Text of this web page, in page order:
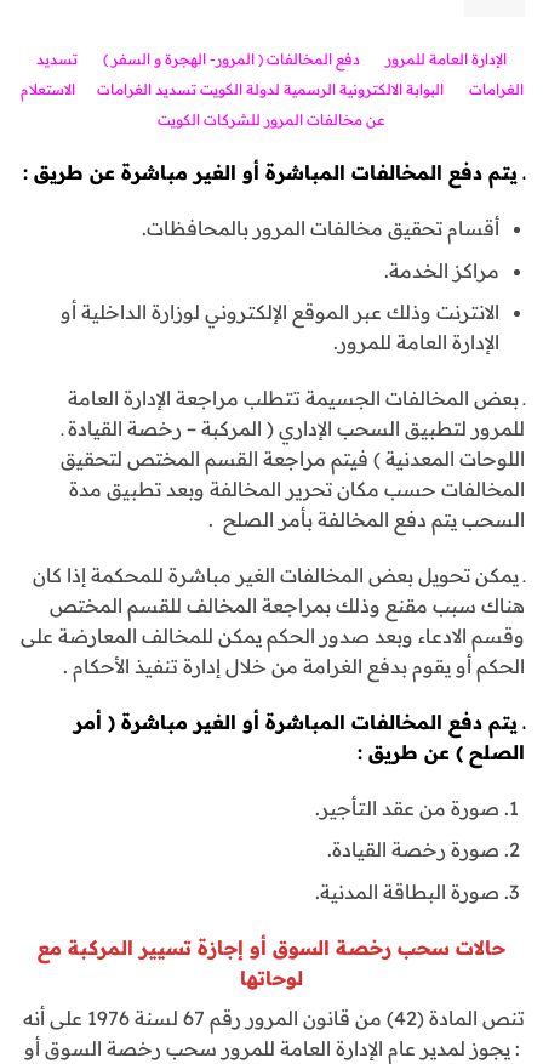
الإدارة العامة للمرور دفع المخالفات ( المرور- الهجرة و السفر )
تسديد
الغرامات
البوابة الالكترونية الرسمية لدولة الكويت تسديد الغرامات
الاستعلام
عن مخالفات المرور للشركات الكويت
ـ يتم دفع المخالفات المباشرة أو الغير مباشرة عن طريق :
أقسام تحقيق مخالفات المرور بالمحافظات.
مراكز الخدمة.
الانترنت وذلك عبر الموقع الإلكتروني لوزارة الداخلية أو
الإدارة العامة للمرور.
ـ بعض المخالفات الجسيمة تتطلب مراجعة الإدارة العامة
للمرور لتطبيق السحب الإداري ( المركبة – رخصة القيادة ـ
اللوحات المعدنية ) فيتم مراجعة القسم المختص لتحقيق
المخالفات حسب مكان تحرير المخالفة وبعد تطبيق مدة
السحب يتم دفع المخالفة بأمر الصلح .
ـ يمكن تحويل بعض المخالفات الغير مباشرة للمحكمة إذا كان
هناك سبب مقنع وذلك بمراجعة المخالف للقسم المختص
وقسم الادعاء وبعد صدور الحكم يمكن للمخالف المعارضة على
الحكم أو يقوم بدفع الغرامة من خلال إدارة تنفيذ الأحكام .
ـ يتم دفع المخالفات المباشرة أو الغير مباشرة ( أمر
الصلح ) عن طريق :
صورة من عقد التأجير.
صورة رخصة القيادة.
صورة البطاقة المدنية.
حالات سحب رخصة السوق أو إجازة تسيير المركبة مع
لوحاتها
تنص المادة (42) من قانون المرور رقم 67 لسنة 1976 على أنه
: يجوز لمدير عام الإدارة العامة للمرور سحب رخصة السوق أو